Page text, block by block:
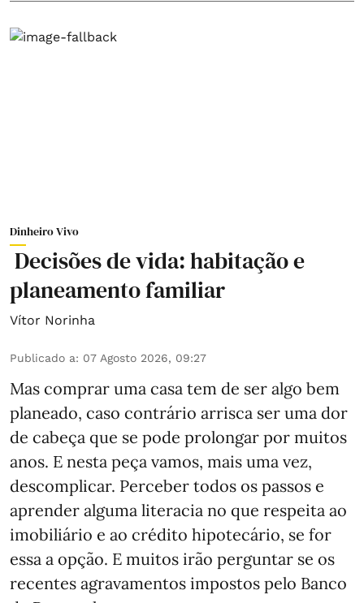
Dinheiro Vivo
Decisões de vida: habitação e
planeamento familiar
Vítor Norinha
Publicado a: 07 Agosto 2026, 09:27
Mas comprar uma casa tem de ser algo bem
planeado, caso contrário arrisca ser uma dor
de cabeça que se pode prolongar por muitos
anos. E nesta peça vamos, mais uma vez,
descomplicar. Perceber todos os passos e
aprender alguma literacia no que respeita ao
imobiliário e ao crédito hipotecário, se for
essa a opção. E muitos irão perguntar se os
recentes agravamentos impostos pelo Banco